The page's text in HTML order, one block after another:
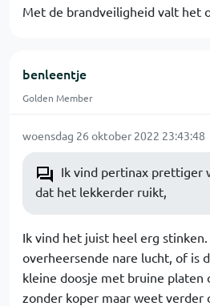
Met de brandveiligheid valt het
benleentje
Golden Member
woensdag 26 oktober 2022 23:43:48
Ik vind pertinax prettiger
dat het lekkerder ruikt,
Ik vind het juist heel erg stinken.
overheersende nare lucht, of is
kleine doosje met bruine platen
zonder koper maar weet verder